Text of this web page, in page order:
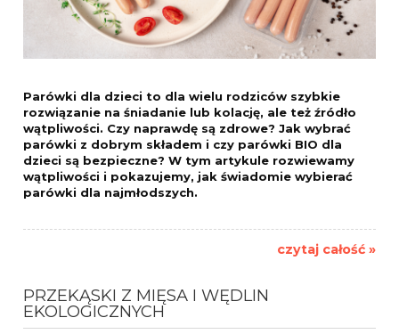
Parówki dla dzieci to dla wielu rodziców szybkie
rozwiązanie na śniadanie lub kolację, ale też źródło
wątpliwości. Czy naprawdę są zdrowe? Jak wybrać
parówki z dobrym składem i czy parówki BIO dla
dzieci są bezpieczne? W tym artykule rozwiewamy
wątpliwości i pokazujemy, jak świadomie wybierać
parówki dla najmłodszych.
czytaj całość »
PRZEKĄSKI Z MIĘSA I WĘDLIN
EKOLOGICZNYCH